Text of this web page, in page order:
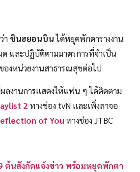
า ชินฮยอนบินได้หยุดพักตารางงาน
ด และปฏิบัติตามมาตรการที่จำเป็น
งหน่วยงานสาธารณสุขต่อไป
ลงานการแสดงให้แฟน ๆ ได้ติดตาม
2 ทางช่อง tvN และเพิ่งลาจอ
of You ทางช่อง JTBC
ต้นสังกัดแจ้งข่าว พร้อมหยุดพักตา